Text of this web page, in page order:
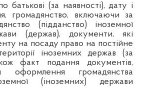
батькові (за наявності), дату і
громадянство, включаючи за
(підданство) іноземної
(держав), документи, які
на посаду право на постійне
іноземних держав (за
факт подання документів,
оформлення громадянства
(іноземних) держави